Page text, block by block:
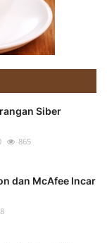
Siber
865
dan McAfee Incar